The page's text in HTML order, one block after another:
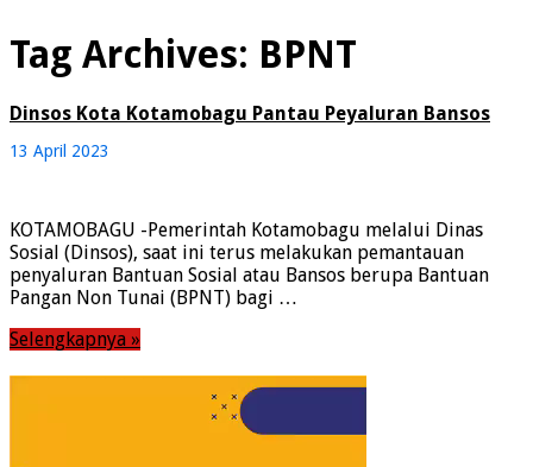
Tag Archives: BPNT
Dinsos Kota Kotamobagu Pantau Peyaluran Bansos
13 April 2023
KOTAMOBAGU -Pemerintah Kotamobagu melalui Dinas
Sosial (Dinsos), saat ini terus melakukan pemantauan
penyaluran Bantuan Sosial atau Bansos berupa Bantuan
Pangan Non Tunai (BPNT) bagi …
Selengkapnya »